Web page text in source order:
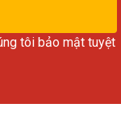
tôi bảo mật tuyệt